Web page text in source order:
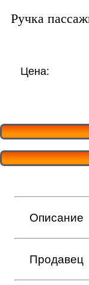
Ручка
Цена:
Описание
Продавец